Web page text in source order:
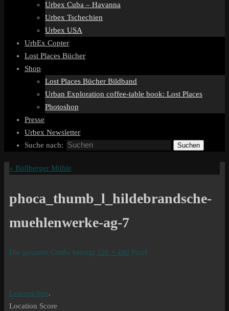
Urbex Cuba – Havanna
Urbex Tschechien
Urbex USA
UrbEx Copter
Lost Places Bücher
Shop
Lost Places Bücher Bildband
Urban Exploration coffee-table book: Lost Places
Photoshop
Presse
Urbex Newsletter
Suche nach:
Suchen
« Böllberger Mühle
phoca_thumb_l_hildebrandsche-
muehlenwerke-ag-7
Die gesamte Größe beträgt 320 × 480 Pixel
Lesezeichen.
Location Score